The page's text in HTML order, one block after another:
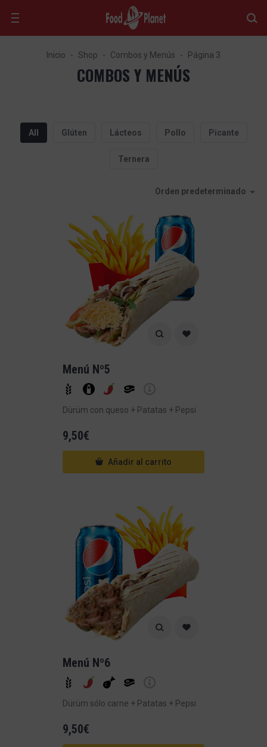
Inicio Shop Combos y Menús Página 3
COMBOS Y MENÚS
All Glúten Lácteos Pollo Picante
Ternera
Orden predeterminado
Menú Nº5
Dürüm con queso + Patatas + Pepsi
9,50€
Añadir al carrito
Menú Nº6
Dürüm sólo carne + Patatas + Pepsi
9,50€